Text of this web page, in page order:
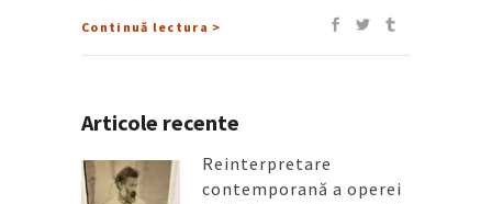
Continuă lectura >
Articole recente
Reinterpretare
contemporană a operei